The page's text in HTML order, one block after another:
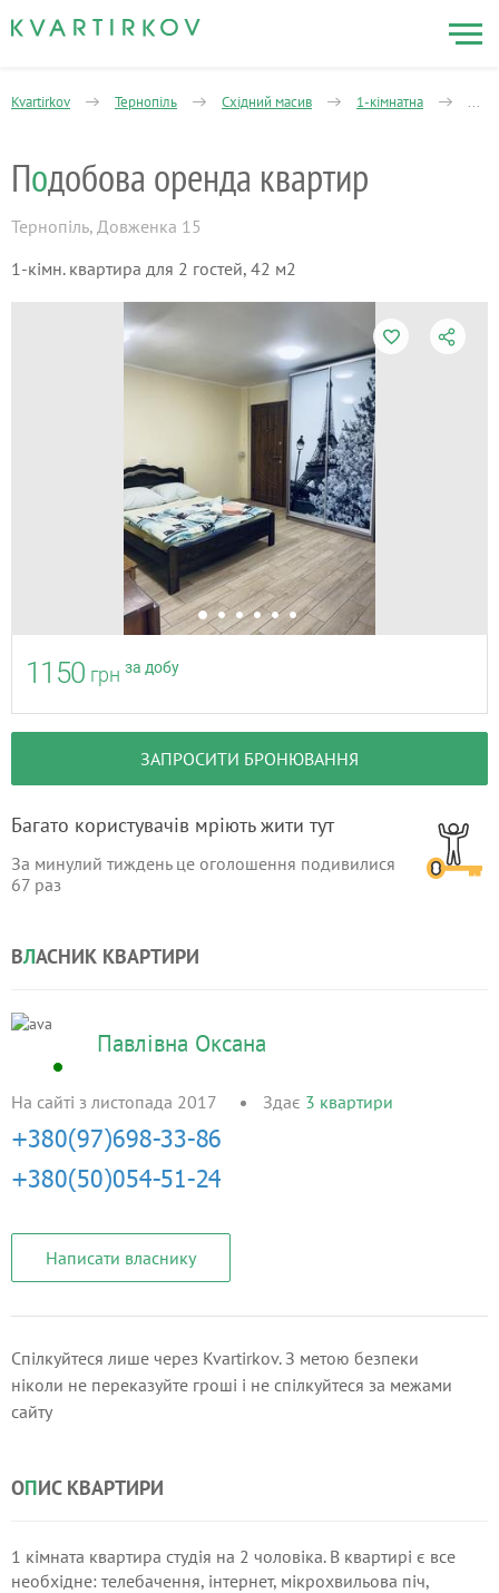
Kvartirkov Тернопіль Східний масив 1-кімнатна
Подобова оренда квартир
Тернопіль, Довженка 15
1-кімн. квартира для 2 гостей, 42 м2
1150 грн за добу
ЗАПРОСИТИ БРОНЮВАННЯ
Багато користувачів мріють жити тут
За минулий тиждень це оголошення подивилися
67 раз
ВЛАСНИК КВАРТИРИ
Павлівна Оксана
На сайті з листопада 2017 Здає 3 квартири
Написати власнику
Спілкуйтеся лише через Kvartirkov. З метою безпеки
ніколи не переказуйте гроші і не спілкуйтеся за межами
сайту
ОПИС КВАРТИРИ
1 кімната квартира студія на 2 чоловіка. В квартирі є все
необхідне: телебачення, інтернет, мікрохвильова піч,